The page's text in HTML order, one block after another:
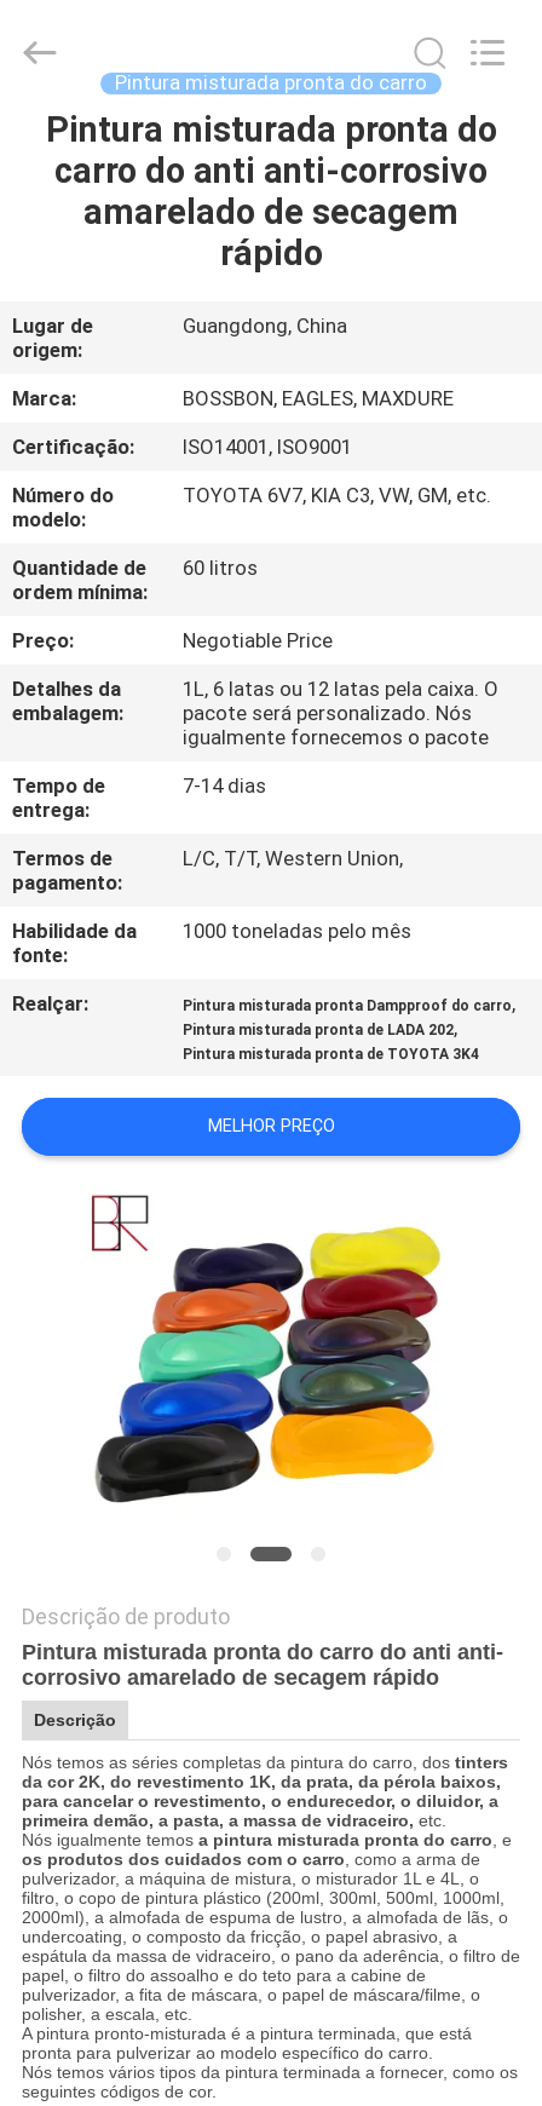
CASA
PRODUTOS
NÓS
EXCURSÃO
DA
FÁBRICA
CONTROLE
DA
QUALIDADE
CONTACTE-
PEÇA
UMAS
CITAÇÕES
DO
SITE
PRIVACY
Co.,Ltd..
Pintura misturada pronta do carro
Pintura misturada pronta do
carro do anti anti-corrosivo
amarelado de secagem
rápido
Lugar de
origem:
Guangdong, China
Marca:
BOSSBON, EAGLES, MAXDURE
Certificação:
ISO14001, ISO9001
Número do
modelo:
TOYOTA 6V7, KIA C3, VW, GM, etc.
Quantidade de
ordem mínima:
60 litros
Preço:
Negotiable Price
Detalhes da
embalagem:
1L, 6 latas ou 12 latas pela caixa. O
pacote será personalizado. Nós
igualmente fornecemos o pacote
Tempo de
entrega:
7-14 dias
Termos de
pagamento:
L/C, T/T, Western Union,
Habilidade da
fonte:
1000 toneladas pelo mês
Realçar: Pintura misturada pronta Dampproof do carro,
Pintura misturada pronta de LADA 202,
Pintura misturada pronta de TOYOTA 3K4
MELHOR PREÇO
Descrição de produto
Pintura misturada pronta do carro do anti anti-
corrosivo amarelado de secagem rápido
Descrição
Nós temos as séries completas da pintura do carro, dos tinters
da cor 2K, do revestimento 1K, da prata, da pérola baixos,
para cancelar o revestimento, o endurecedor, o diluidor, a
primeira demão, a pasta, a massa de vidraceiro, etc.
Nós igualmente temos a pintura misturada pronta do carro, e
os produtos dos cuidados com o carro, como a arma de
pulverizador, a máquina de mistura, o misturador 1L e 4L, o
filtro, o copo de pintura plástico (200ml, 300ml, 500ml, 1000ml,
2000ml), a almofada de espuma de lustro, a almofada de lãs, o
undercoating, o composto da fricção, o papel abrasivo, a
espátula da massa de vidraceiro, o pano da aderência, o filtro de
papel, o filtro do assoalho e do teto para a cabine de
pulverizador, a fita de máscara, o papel de máscara/filme, o
polisher, a escala, etc.
A pintura pronto-misturada é a pintura terminada, que está
pronta para pulverizar ao modelo específico do carro.
Nós temos vários tipos da pintura terminada a fornecer, como os
seguintes códigos de cor.